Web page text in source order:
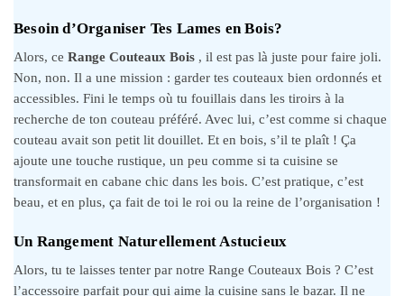
Besoin d’Organiser Tes Lames en Bois?
Alors, ce Range Couteaux Bois , il est pas là juste pour faire joli.
Non, non. Il a une mission : garder tes couteaux bien ordonnés et
accessibles. Fini le temps où tu fouillais dans les tiroirs à la
recherche de ton couteau préféré. Avec lui, c’est comme si chaque
couteau avait son petit lit douillet. Et en bois, s’il te plaît ! Ça
ajoute une touche rustique, un peu comme si ta cuisine se
transformait en cabane chic dans les bois. C’est pratique, c’est
beau, et en plus, ça fait de toi le roi ou la reine de l’organisation !
Un Rangement Naturellement Astucieux
Alors, tu te laisses tenter par notre Range Couteaux Bois ? C’est
l’accessoire parfait pour qui aime la cuisine sans le bazar. Il ne